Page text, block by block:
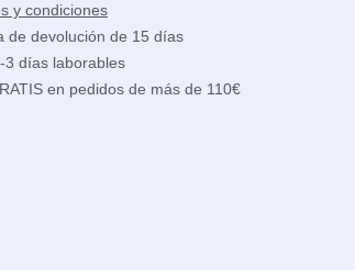
y condiciones
de devolución de 15 días
3 días laborables
en pedidos de más de 110€